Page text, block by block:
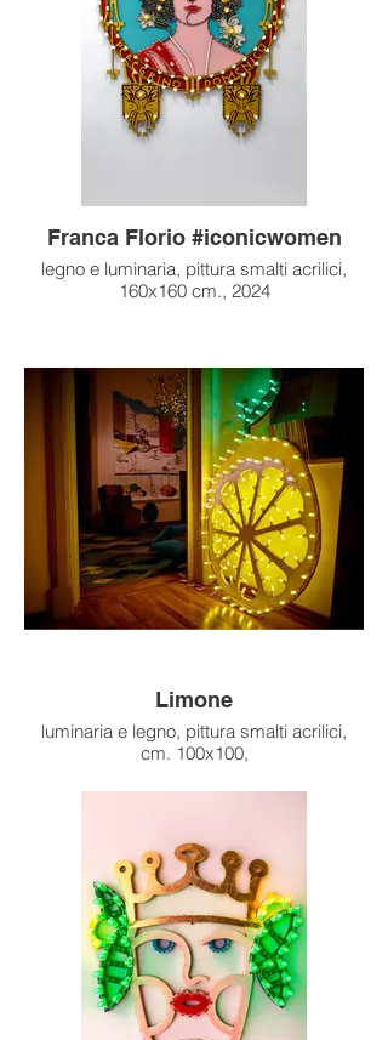
Franca Florio #iconicwomen
legno e luminaria, pittura smalti acrilici,
160x160 cm., 2024
Limone
luminaria e legno, pittura smalti acrilici,
cm. 100x100,